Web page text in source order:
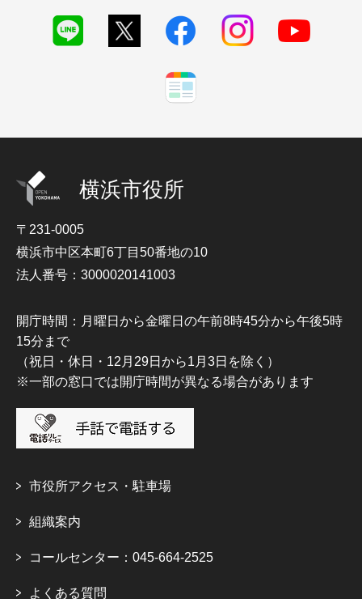
横浜市役所
〒231-0005
横浜市中区本町6丁目50番地の10
法人番号：3000020141003
開庁時間：月曜日から金曜日の午前8時45分から午後5時
15分まで
（祝日・休日・12月29日から1月3日を除く）
※一部の窓口では開庁時間が異なる場合があります
市役所アクセス・駐車場
組織案内
コールセンター：045-664-2525
よくある質問